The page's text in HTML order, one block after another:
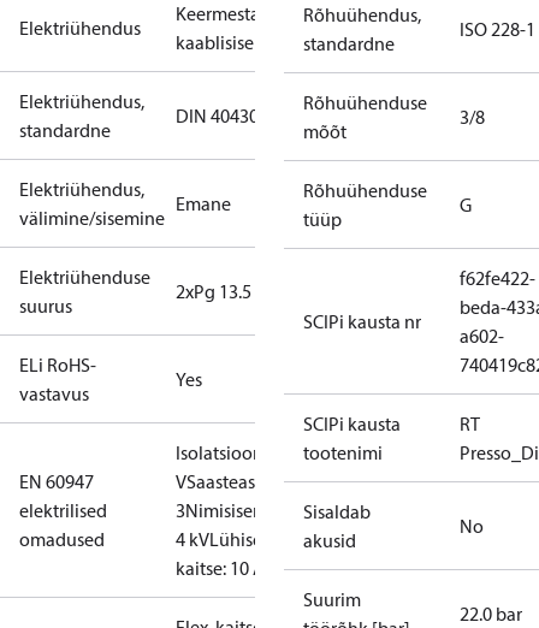
Elektriühendus
Keermestatud
kaablisisend
Elektriühendus,
standardne
DIN 40430
Elektriühendus,
välimine/sisemine
Emane
Elektriühenduse
suurus
2xPg 13.5
ELi RoHS-
vastavus
Yes
EN 60947
elektrilised
omadused
Isolatsioon: 400
VSaasteaste:
3Nimisisendpinge:
4 kVLühisekaitse,
kaitse: 10 A
Rõhuühendus,
standardne
ISO 228-1
Rõhuühenduse
mõõt
3/8
Rõhuühenduse
tüüp
G
SCIPi kausta nr
f62fe422-
beda-
a602-
SCIPi kausta
tootenimi
RT
Sisaldab
akusid
No
Suurim
22.0 bar